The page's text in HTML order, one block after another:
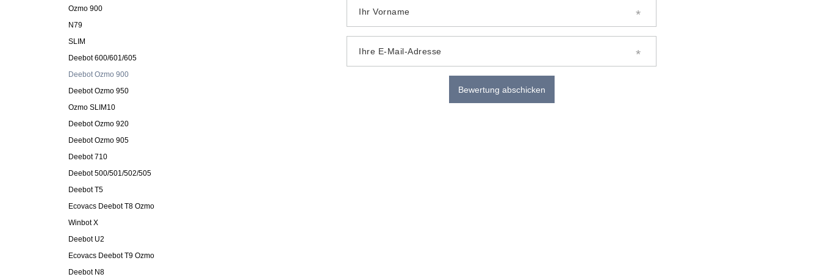
Ozmo 900
N79
SLIM
Deebot 600/601/605
Deebot Ozmo 900
Deebot Ozmo 950
Ozmo SLIM10
Deebot Ozmo 920
Deebot Ozmo 905
Deebot 710
Deebot 500/501/502/505
Deebot T5
Ecovacs Deebot T8 Ozmo
Winbot X
Deebot U2
Ecovacs Deebot T9 Ozmo
Deebot N8
Ihr Vorname
Ihre E-Mail-Adresse
Bewertung abschicken